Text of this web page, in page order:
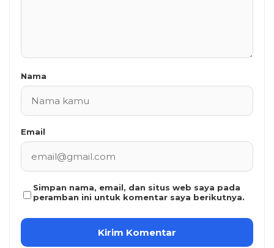
Nama
Email
Simpan nama, email, dan situs web saya pada
peramban ini untuk komentar saya berikutnya.